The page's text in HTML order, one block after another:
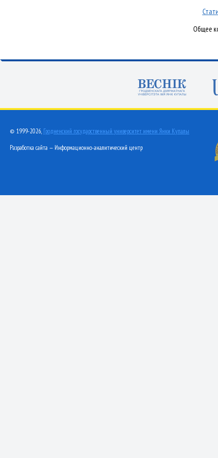
Общее
© 1999-2026, Гродненский государственный университет имени Янки Купалы
Разработка сайта — Информационно-аналитический центр